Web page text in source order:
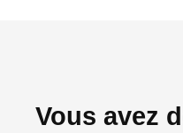
Vous avez